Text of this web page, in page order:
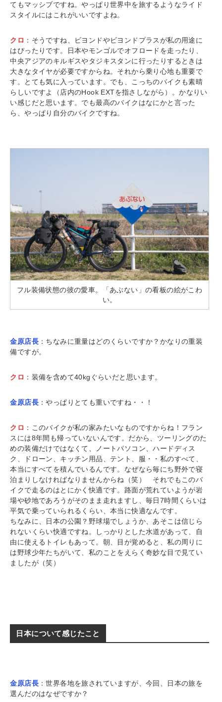
てもマッシブですね。やっぱり世界中を旅するようなライド
スタイルにはこれがいいですよね。
クロ ：そうですね、ビヨンドやビヨンドプラスが私の用途に
はぴったりです。日本やモンゴルでオフロードを走ったり、
中央アジアのキルギスやタジキスタンに行ったりするときは
大きなタイヤが必要ですからね。それから乗り心地も重要で
す。とても気に入っています。でも、こっちのバイクも素晴
らしいですよ（店内のHook EXTを指さしながら）。かなりい
い感じだと思います。でも最高のバイクはなにかと言った
ら、やっぱり自分のバイクですね。
フル装備状態の彼の愛車。「あぶない」の看板の絵がこわ
い。
金原店長 ：ちなみに重量はどのくらいですか？かなりの重装
備ですが。
クロ ：装備を含めて40kgぐらいだと思います。
金原店長 ：やっぱりとても重いですね・・！
クロ ：このバイクが私の家みたいなものですからね！フラン
スには8年間も帰っていないんです。だから、ツーリングのた
めの装備だけではなくて、ノートパソコン、ハードディス
ク、ドローン、キッチン用品、テント、服・・私のすべて、
本当にすべてを積んでいるんです。なぜなら毎にち野外で寝
泊まりしなければなりませんからね（笑） それでもこのバ
イクで走るのはとにかく快適です。路面が荒れていようが岩
場や砂地であろうがそのまま走れますし、毎日7時間くらいは
平気で乗っていられるくらい、本当に快適なんです。
ちなみに、日本の公園？野球場でしょうか、あそこは信じら
れないくらい快適ですね。しっかりとした水道があって、自
由に使えるトイレもあって。朝、目が覚めると、私の周りに
は野球少年たちがいて、私のことをえらく奇妙な目で見てい
ましたが（笑）
日本について感じたこと
金原店長 ：世界各地を旅されていますが、今回、日本の旅を
選んだのはなぜですか？